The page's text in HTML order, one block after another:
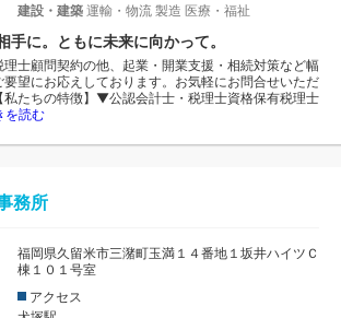
建設・建築 運輸・物流 製造 医療・福祉
手に。ともに未来に向かって。
士顧問契約の他、起業・開業支援・相続対策など幅
望にお応えしております。お気軽にお問合せいただ
私たちの特徴】▼公認会計士・税理士資格保有税理士
を読む
務所
福岡県久留米市三潴町玉満１４番地１坂井ハイツＣ
棟１０１号室
アクセス